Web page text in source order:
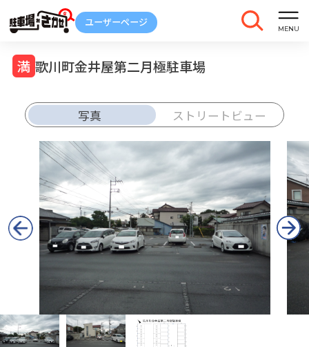
歌川町金井屋第二月極駐車場
写真 ストリートビュー
解約
車庫証明
発行
トラブル
報告
ご契約中の駐車場ページのボタン